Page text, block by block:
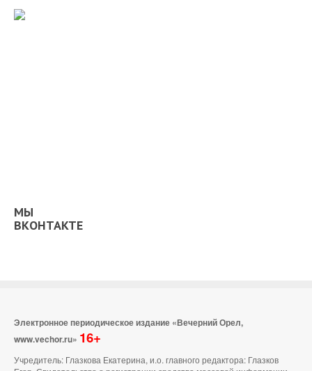
МЫ
ВКОНТАКТЕ
Электронное периодическое издание «Вечерний Орел,
www.vechor.ru» 16+
Учредитель: Глазкова Екатерина, и.о. главного редактора: Глазков